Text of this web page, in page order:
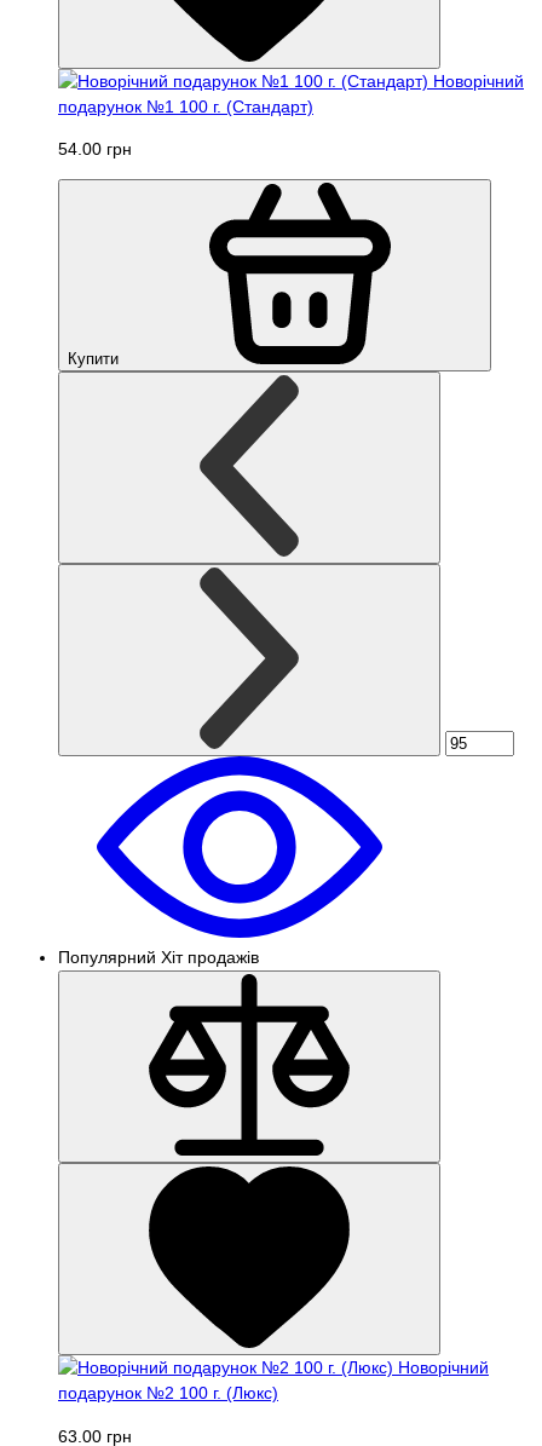
Новорічний
подарунок №1 100 г. (Стандарт)
54.00 грн
Купити
Популярний Хіт продажів
Новорічний
подарунок №2 100 г. (Люкс)
63.00 грн